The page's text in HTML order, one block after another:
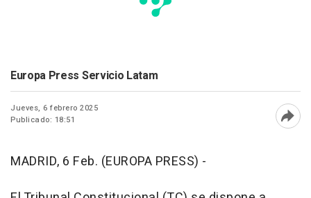
Europa Press Servicio Latam
Jueves, 6 febrero 2025
Publicado: 18:51
MADRID, 6 Feb. (EUROPA PRESS) -